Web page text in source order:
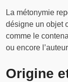
La métonymie
désigne un objet
comme le
ou encore
Origine